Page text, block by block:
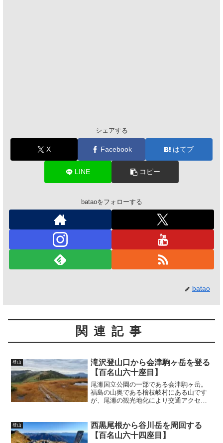
シェアする
X Facebook はてブ
LINE コピー
bataoをフォローする
batao
関連記事
登山
滝沢登山口から会津駒ヶ岳を登る
【百名山六十座目】
尾瀬国立公園の一部である会津駒ヶ岳。
福島の山奥である檜枝岐村にある山です
が、尾瀬の観光地化により交通アクセス
滝沢登山口が登山口＆下山口・登山口ま
での距離は村から短いが、...
登山
西黒尾根から谷川岳を周回する
【百名山六十四座目】